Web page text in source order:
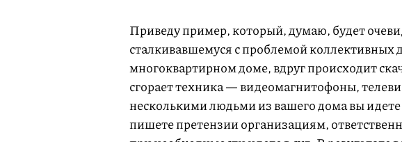
Приведу пример, который, думаю, будет
сталкивавшемуся с проблемой коллективных
многоквартирном доме, вдруг происходит
сгорает техника — видеомагнитофоны,
несколькими людьми из вашего дома вы
пишете претензии организациям,